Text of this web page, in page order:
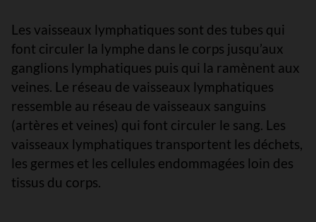
Les vaisseaux lymphatiques sont des tubes qui
font circuler la lymphe dans le corps jusqu’aux
ganglions lymphatiques puis qui la ramènent aux
veines. Le réseau de vaisseaux lymphatiques
ressemble au réseau de vaisseaux sanguins
(artères et veines) qui font circuler le sang. Les
vaisseaux lymphatiques transportent les déchets,
les germes et les cellules endommagées loin des
tissus du corps.